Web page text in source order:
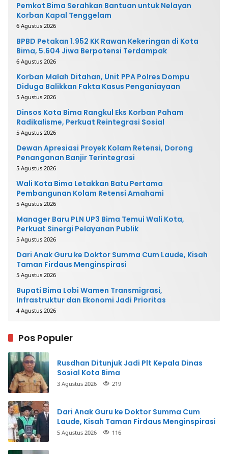
Pemkot Bima Serahkan Bantuan untuk Nelayan
Korban Kapal Tenggelam
6 Agustus 2026
BPBD Petakan 1.952 KK Rawan Kekeringan di Kota
Bima, 5.604 Jiwa Berpotensi Terdampak
6 Agustus 2026
Korban Malah Ditahan, Unit PPA Polres Dompu
Diduga Balikkan Fakta Kasus Penganiayaan
5 Agustus 2026
Dinsos Kota Bima Rangkul Eks Korban Paham
Radikalisme, Perkuat Reintegrasi Sosial
5 Agustus 2026
Dewan Apresiasi Proyek Kolam Retensi, Dorong
Penanganan Banjir Terintegrasi
5 Agustus 2026
Wali Kota Bima Letakkan Batu Pertama
Pembangunan Kolam Retensi Amahami
5 Agustus 2026
Manager Baru PLN UP3 Bima Temui Wali Kota,
Perkuat Sinergi Pelayanan Publik
5 Agustus 2026
Dari Anak Guru ke Doktor Summa Cum Laude, Kisah
Taman Firdaus Menginspirasi
5 Agustus 2026
Bupati Bima Lobi Wamen Transmigrasi,
Infrastruktur dan Ekonomi Jadi Prioritas
4 Agustus 2026
Pos Populer
Rusdhan Ditunjuk Jadi Plt Kepala Dinas
Sosial Kota Bima
3 Agustus 2026 219
Dari Anak Guru ke Doktor Summa Cum
Laude, Kisah Taman Firdaus Menginspirasi
5 Agustus 2026 116